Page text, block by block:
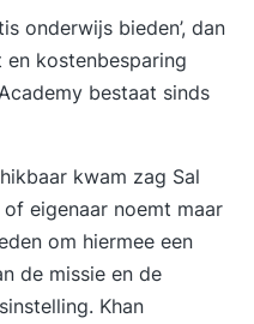
onderwijs bieden’, dan
kostenbesparing
bestaat sinds
kwam zag Sal
eigenaar noemt maar
om hiermee een
de missie en de
Khan